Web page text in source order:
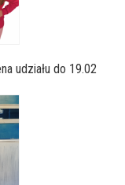
udziału do 19.02